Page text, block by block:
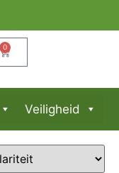
0
Veiligheid